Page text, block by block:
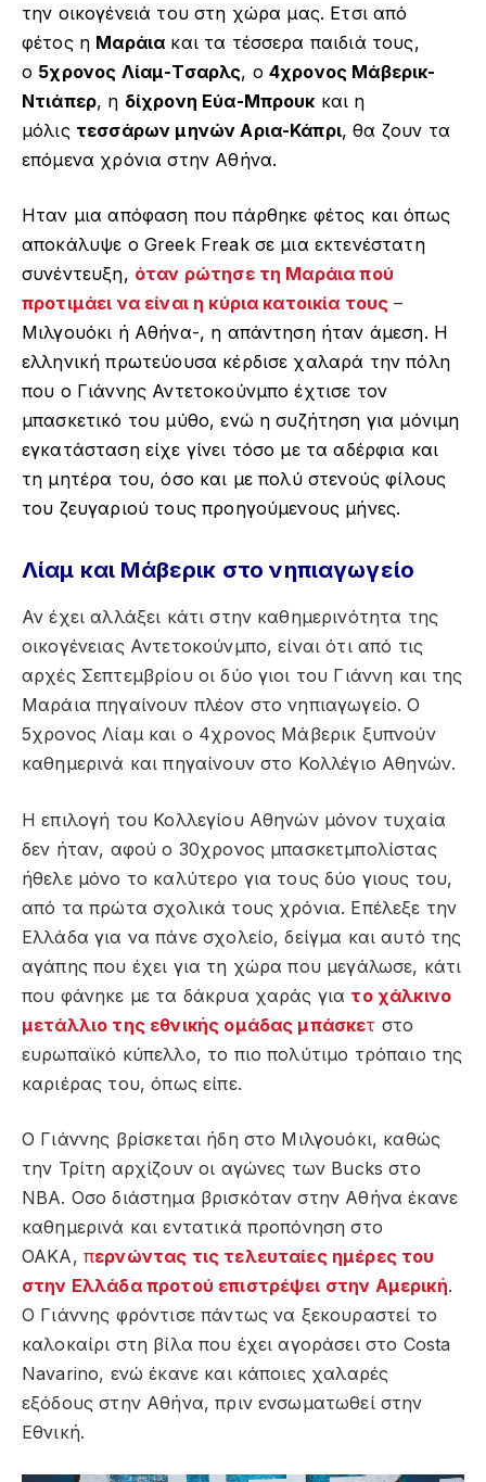
την οικογένειά του στη χώρα μας. Ετσι από
φέτος η Μαράια και τα τέσσερα παιδιά τους,
ο 5χρονος Λίαμ-Τσαρλς, ο 4χρονος Μάβερικ-
Ντιάπερ, η δίχρονη Εύα-Μπρουκκαι η
μόλις τεσσάρων μηνών Αρια-Κάπρι, θα ζουν τα
επόμενα χρόνια στην Αθήνα.
Ηταν μια απόφαση που πάρθηκε φέτος και όπως
αποκάλυψε ο Greek Freak σε μια εκτενέστατη
συνέντευξη, όταν ρώτησε τη Μαράια πού
προτιμάει να είναι η κύρια κατοικία τους –
Μιλγουόκι ή Αθήνα-, η απάντηση ήταν άμεση. Η
ελληνική πρωτεύουσα κέρδισε χαλαρά την πόλη
που ο Γιάννης Αντετοκούνμπο έχτισε τον
μπασκετικό του μύθο, ενώ η συζήτηση για μόνιμη
εγκατάσταση είχε γίνει τόσο με τα αδέρφια και
τη μητέρα του, όσο και με πολύ στενούς φίλους
του ζευγαριού τους προηγούμενους μήνες.
Λίαμ και Μάβερικ στο νηπιαγωγείο
Αν έχει αλλάξει κάτι στην καθημερινότητα της
οικογένειας Αντετοκούνμπο, είναι ότι από τις
αρχές Σεπτεμβρίου οι δύο γιοι του Γιάννη και της
Μαράια πηγαίνουν πλέον στο νηπιαγωγείο. Ο
5χρονος Λίαμ και ο 4χρονος Μάβερικ ξυπνούν
καθημερινά και πηγαίνουν στο Κολλέγιο Αθηνών.
Η επιλογή του Κολλεγίου Αθηνών μόνον τυχαία
δεν ήταν, αφού ο 30χρονος μπασκετμπολίστας
ήθελε μόνο το καλύτερο για τους δύο γιους του,
από τα πρώτα σχολικά τους χρόνια. Επέλεξε την
Ελλάδα για να πάνε σχολείο, δείγμα και αυτό της
αγάπης που έχει για τη χώρα που μεγάλωσε, κάτι
που φάνηκε με τα δάκρυα χαράς για το χάλκινο
μετάλλιο της εθνικής ομάδας μπάσκετ στο
ευρωπαϊκό κύπελλο, το πιο πολύτιμο τρόπαιο της
καριέρας του, όπως είπε.
Ο Γιάννης βρίσκεται ήδη στο Μιλγουόκι, καθώς
την Τρίτη αρχίζουν οι αγώνες των Bucks στο
NBA. Οσο διάστημα βρισκόταν στην Αθήνα έκανε
καθημερινά και εντατικά προπόνηση στο
ΟΑΚΑ, περνώντας τις τελευταίες ημέρες του
στην Ελλάδα προτού επιστρέψει στην Αμερική.
Ο Γιάννης φρόντισε πάντως να ξεκουραστεί το
καλοκαίρι στη βίλα που έχει αγοράσει στο Costa
Navarino, ενώ έκανε και κάποιες χαλαρές
εξόδους στην Αθήνα, πριν ενσωματωθεί στην
Εθνική.